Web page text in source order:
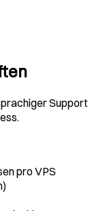
Support
pro VPS